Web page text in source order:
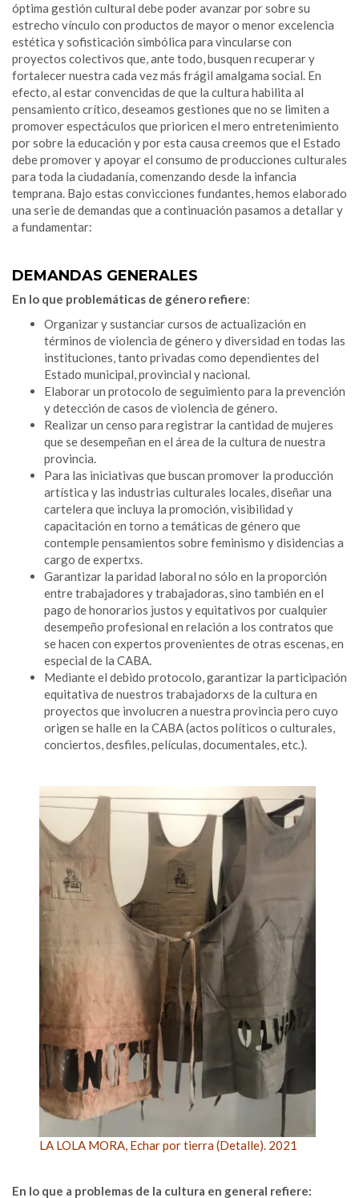
óptima gestión cultural debe poder avanzar por sobre su
estrecho vínculo con productos de mayor o menor excelencia
estética y sofisticación simbólica para vincularse con
proyectos colectivos que, ante todo, busquen recuperar y
fortalecer nuestra cada vez más frágil amalgama social. En
efecto, al estar convencidas de que la cultura habilita al
pensamiento crítico, deseamos gestiones que no se limiten a
promover espectáculos que prioricen el mero entretenimiento
por sobre la educación y por esta causa creemos que el Estado
debe promover y apoyar el consumo de producciones culturales
para toda la ciudadanía, comenzando desde la infancia
temprana. Bajo estas convicciones fundantes, hemos elaborado
una serie de demandas que a continuación pasamos a detallar y
a fundamentar:
DEMANDAS GENERALES
En lo que problemáticas de género refiere:
Organizar y sustanciar cursos de actualización en
términos de violencia de género y diversidad en todas las
instituciones, tanto privadas como dependientes del
Estado municipal, provincial y nacional.
Elaborar un protocolo de seguimiento para la prevención
y detección de casos de violencia de género.
Realizar un censo para registrar la cantidad de mujeres
que se desempeñan en el área de la cultura de nuestra
provincia.
Para las iniciativas que buscan promover la producción
artística y las industrias culturales locales, diseñar una
cartelera que incluya la promoción, visibilidad y
capacitación en torno a temáticas de género que
contemple pensamientos sobre feminismo y disidencias a
cargo de expertxs.
Garantizar la paridad laboral no sólo en la proporción
entre trabajadores y trabajadoras, sino también en el
pago de honorarios justos y equitativos por cualquier
desempeño profesional en relación a los contratos que
se hacen con expertos provenientes de otras escenas, en
especial de la CABA.
Mediante el debido protocolo, garantizar la participación
equitativa de nuestros trabajadorxs de la cultura en
proyectos que involucren a nuestra provincia pero cuyo
origen se halle en la CABA (actos políticos o culturales,
conciertos, desfiles, películas, documentales, etc.).
LA LOLA MORA, Echar por tierra (Detalle). 2021
En lo que a problemas de la cultura en general refiere: